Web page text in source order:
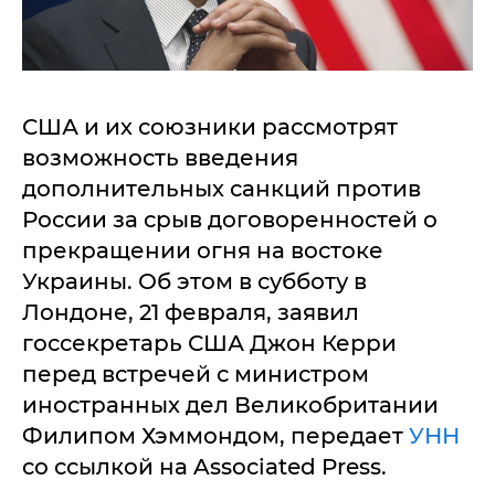
США и их союзники рассмотрят
возможность введения
дополнительных санкций против
России за срыв договоренностей о
прекращении огня на востоке
Украины. Об этом в субботу в
Лондоне, 21 февраля, заявил
госсекретарь США Джон Керри
перед встречей с министром
иностранных дел Великобритании
Филипом Хэммондом, передает УНН
со ссылкой на Associated Press.